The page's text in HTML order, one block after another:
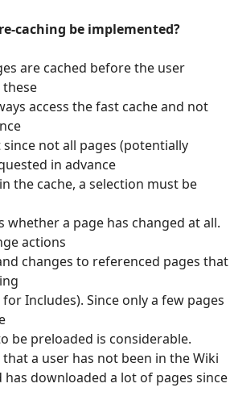
caching be implemented?
are cached before the user
access the fast cache and not
not all pages (potentially
in advance
the cache, a selection must be
a page has changed at all.
actions
changes to referenced pages that
Includes). Since only a few pages
be preloaded is considerable.
that a user has not been in the Wiki
downloaded a lot of pages since